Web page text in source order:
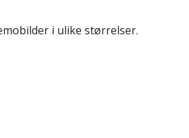
i ulike størrelser.